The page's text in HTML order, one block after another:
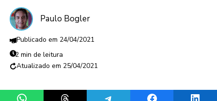
Paulo Bogler
24/04/2021
2 min de leitura
25/04/2021
Share on WhatsAppShare on ThreadsShare on TelegramShare on Facebook